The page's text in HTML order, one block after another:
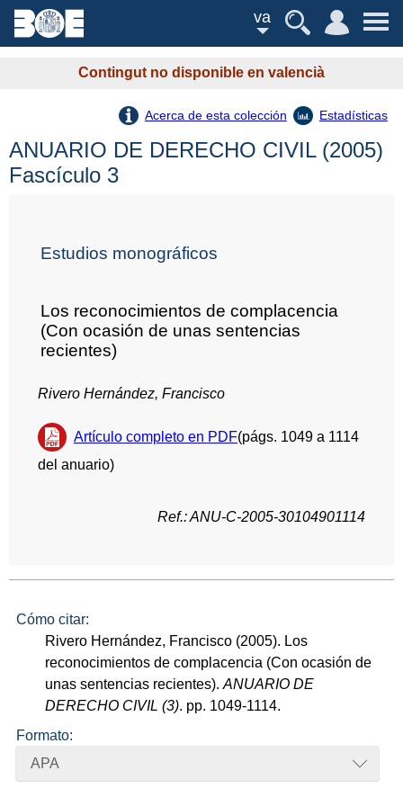
va
Contingut no disponible en valencià
Acerca de esta colección Estadísticas
ANUARIO DE DERECHO CIVIL (2005)
Fascículo 3
Estudios monográficos
Los reconocimientos de complacencia
(Con ocasión de unas sentencias
recientes)
Rivero Hernández, Francisco
Artículo completo en PDF(págs. 1049 a 1114
del anuario)
Ref.: ANU-C-2005-30104901114
Cómo citar:
Rivero Hernández, Francisco (2005). Los
reconocimientos de complacencia (Con ocasión de
unas sentencias recientes).ANUARIO DE
DERECHO CIVIL (3). pp. 1049-1114.
Formato:
APA